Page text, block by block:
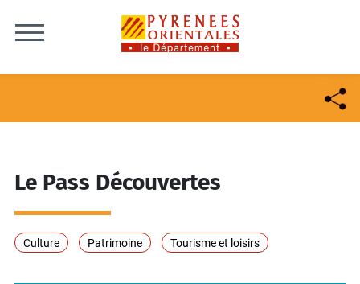
Le Pass Découvertes
Culture Patrimoine Tourisme et loisirs